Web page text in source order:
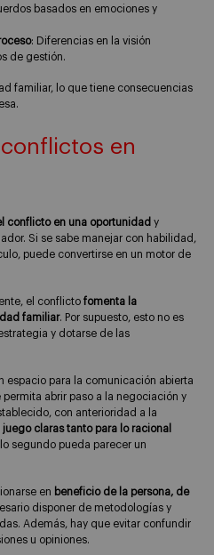
basados en emociones y
: Diferencias en la visión
de gestión.
familiar, lo que tiene consecuencias
en
conflicto en una oportunidad y
Si se sabe manejar con habilidad,
puede convertirse en un motor de
el conflicto fomenta la
familiar. Por supuesto, esto no es
y dotarse de las
espacio para la comunicación abierta
abrir paso a la negociación y
con anterioridad a la
claras tanto para lo racional
segundo pueda parecer un
en beneficio de la persona, de
disponer de metodologías y
Además, hay que evitar confundir
u opiniones.